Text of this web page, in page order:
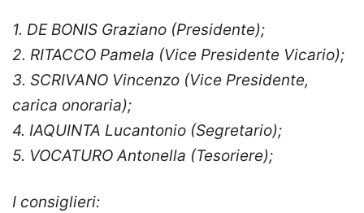
1. DE BONIS Graziano (Presidente);
2. ⁠RITACCO Pamela (Vice Presidente Vicario);
3. ⁠SCRIVANO Vincenzo (Vice Presidente,
carica onoraria);
4. ⁠IAQUINTA Lucantonio (Segretario);
5. ⁠VOCATURO Antonella (Tesoriere);
I consiglieri: